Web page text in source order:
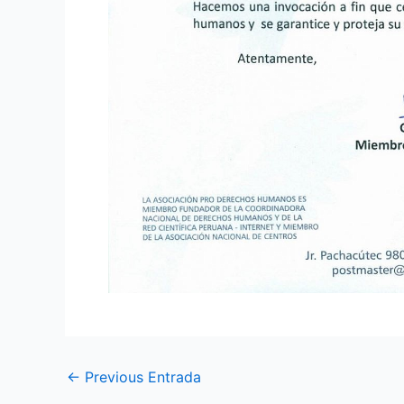
← Previous Entrada